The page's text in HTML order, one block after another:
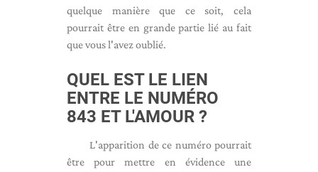
quelque manière que ce soit, cela
pourrait être en grande partie lié au fait
que vous l'avez oublié.
QUEL EST LE LIEN
ENTRE LE NUMÉRO
843 ET L'AMOUR ?
L'apparition de ce numéro pourrait
être pour mettre en évidence une